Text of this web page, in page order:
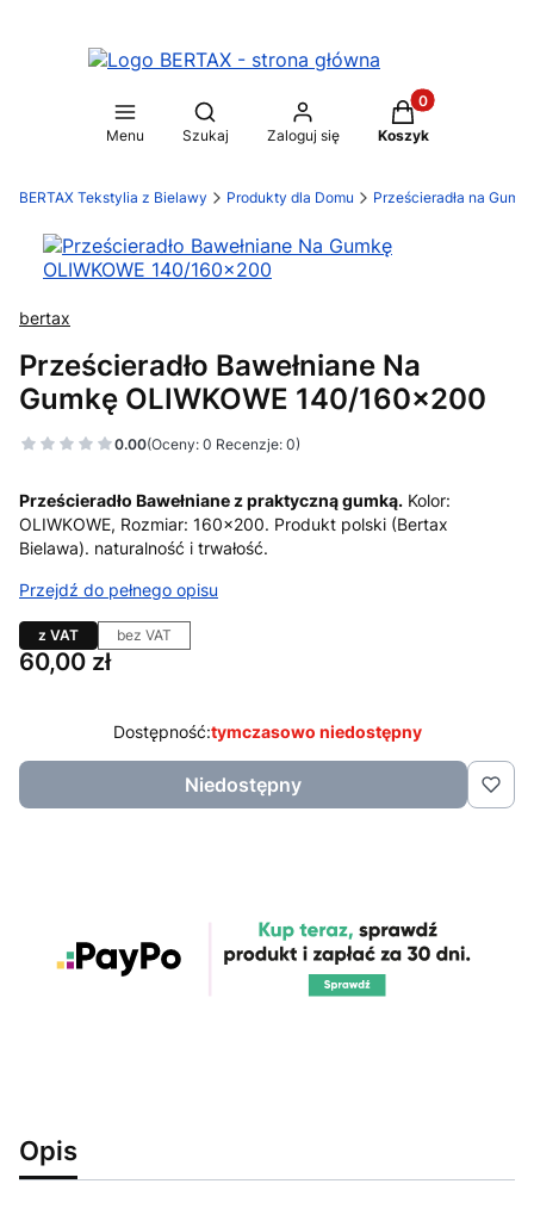
Menu
Otwórz wyszukiwarkę
Szukaj Zaloguj się
Produkty w
Koszyk
BERTAX Tekstylia z Bielawy Produkty dla Domu Prześcieradła na
bertax
Prześcieradło Bawełniane Na
Gumkę OLIWKOWE 140/160x200
0.00(Oceny: 0 Recenzje: 0)
Prześcieradło Bawełniane z praktyczną gumką. Kolor:
OLIWKOWE, Rozmiar: 160x200. Produkt polski (Bertax
Bielawa). naturalność i trwałość.
Przejdź do pełnego opisu
z VAT bez VAT
Cena
60,00 zł
Dostępność:tymczasowo niedostępny
Niedostępny
Opis